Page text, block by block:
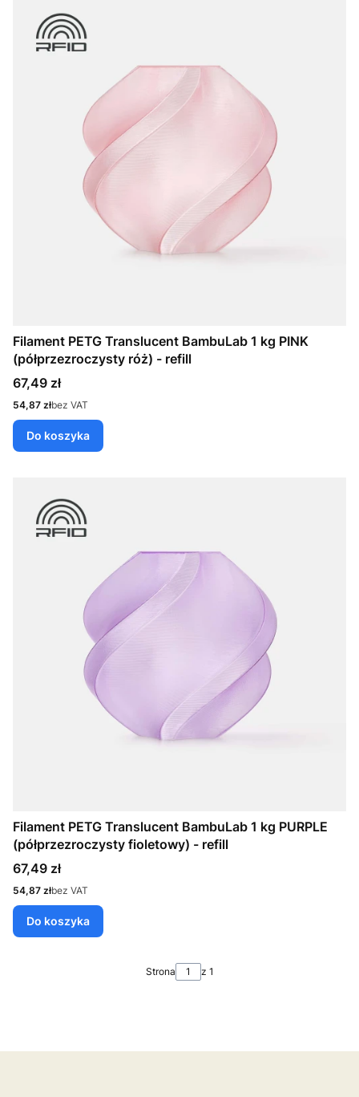
Filament PETG Translucent BambuLab 1 kg PINK
(półprzezroczysty róż) - refill
Cena
67,49 zł
Cena
54,87 złbez VAT
Do koszyka
Filament PETG Translucent BambuLab 1 kg PURPLE
(półprzezroczysty fioletowy) - refill
Cena
67,49 zł
Cena
54,87 złbez VAT
Do koszyka
Strona z 1